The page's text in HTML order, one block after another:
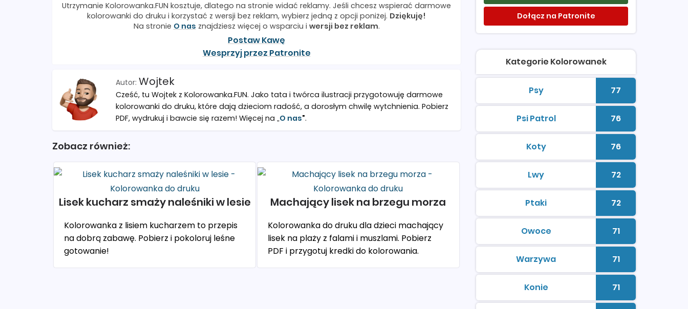
Utrzymanie Kolorowanka.FUN kosztuje, dlatego na stronie widać reklamy. Jeśli chcesz wspierać darmowe
kolorowanki do druku i korzystać z wersji bez reklam, wybierz jedną z opcji poniżej. Dziękuję!
Na stronie O nas znajdziesz więcej o wsparciu i wersji bez reklam.
Postaw Kawę
Wesprzyj przez Patronite
Wojtek
Cześć, tu Wojtek z Kolorowanka.FUN. Jako tata i twórca ilustracji przygotowuję darmowe
kolorowanki do druku, które dają dzieciom radość, a dorosłym chwilę wytchnienia. Pobierz
PDF, wydrukuj i bawcie się razem! Więcej na „O nas".
Zobacz również:
Lisek kucharz smaży naleśniki w lesie
Kolorowanka z lisiem kucharzem to przepis
na dobrą zabawę. Pobierz i pokoloruj leśne
gotowanie!
Machający lisek na brzegu morza
Kolorowanka do druku dla dzieci machający
lisek na plaży z falami i muszlami. Pobierz
PDF i przygotuj kredki do kolorowania.
Dołącz na Patronite
Kategorie Kolorowanek
Psy
kolorowanki do drukuLiczba
77
Psi Patrolkolorowanki do drukuLiczba
76
Koty
kolorowanki do drukuLiczba
76
Lwykolorowanki do drukuLiczba
72
Ptakikolorowanki do drukuLiczba
72
Owocekolorowanki do drukuLiczba
71
Warzywakolorowanki do drukuLiczba
71
Koniekolorowanki do drukuLiczba
71